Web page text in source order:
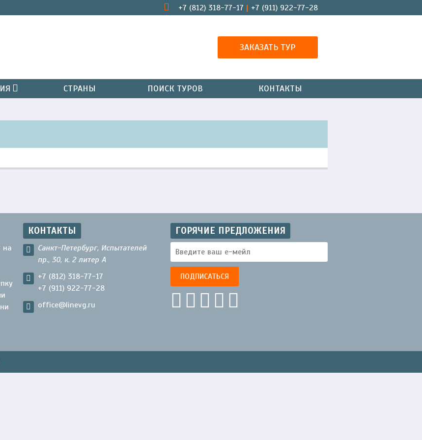
+7 (812) 318-77-17 +7 (911) 922-77-28
ЗАКАЗАТЬ ТУР
СТРАНЫ ПОИСК ТУРОВ КОНТАКТЫ
на
КОНТАКТЫ
Санкт-Петербург, Испытателей
пр., 30, к. 2 литер А
+7 (812) 318-77-17
+7 (911) 922-77-28
office@linevg.ru
ГОРЯЧИЕ ПРЕДЛОЖЕНИЯ